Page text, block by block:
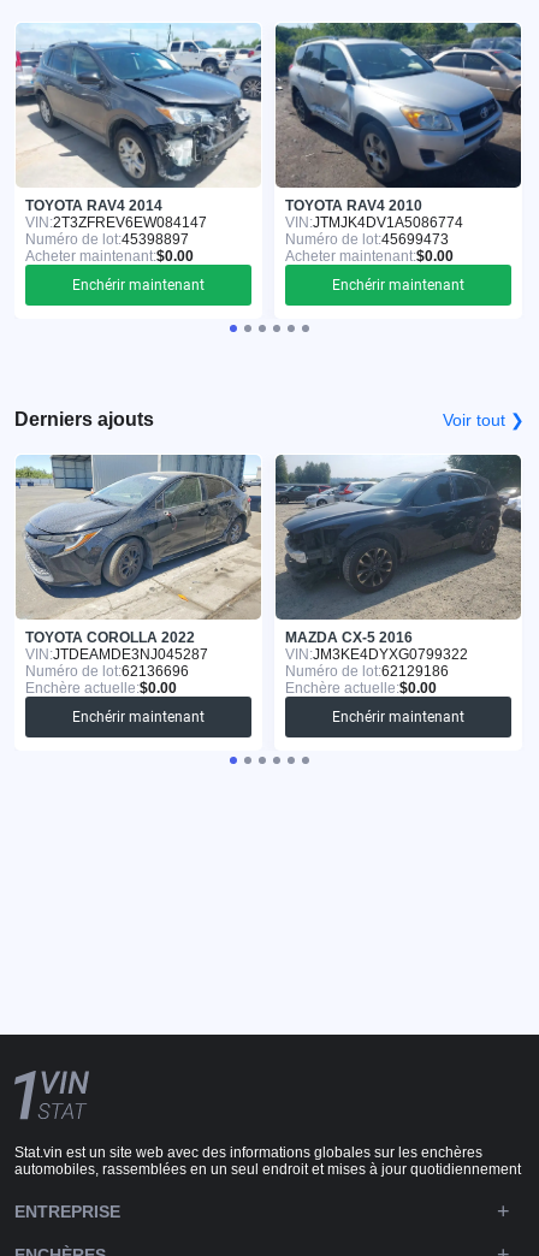
TOYOTA RAV4 2014
VIN:2T3ZFREV6EW084147
Numéro de lot:45398897
Acheter maintenant:$0.00
Enchérir maintenant
TOYOTA RAV4 2010
VIN:JTMJK4DV1A5086774
Numéro de lot:45699473
Acheter maintenant:$0.00
Enchérir maintenant
Derniers ajouts Voir tout ❯
TOYOTA COROLLA 2022
VIN:JTDEAMDE3NJ045287
Numéro de lot:62136696
Enchère actuelle:$0.00
Enchérir maintenant
MAZDA CX-5 2016
VIN:JM3KE4DYXG0799322
Numéro de lot:62129186
Enchère actuelle:$0.00
Enchérir maintenant
Stat.vin est un site web avec des informations globales sur les enchères
automobiles, rassemblées en un seul endroit et mises à jour quotidiennement
ENTREPRISE